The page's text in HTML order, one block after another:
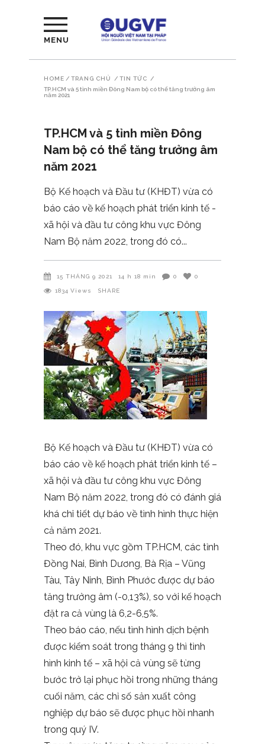
MENU
HOME / TRANG CHỦ / TIN TỨC
/
TP.HCM và 5 tỉnh miền Đông Nam bộ có thể tăng trưởng âm
năm 2021
TP.HCM và 5 tỉnh miền Đông
Nam bộ có thể tăng trưởng âm
năm 2021
Bộ Kế hoạch và Đầu tư (KHĐT) vừa có
báo cáo về kế hoạch phát triển kinh tế -
xã hội và đầu tư công khu vực Đông
Nam Bộ năm 2022, trong đó có
15 THÁNG 9 2021 14 h 18 min 0 0
1834 Views SHARE
Bộ Kế hoạch và Đầu tư (KHĐT) vừa có
báo cáo về kế hoạch phát triển kinh tế –
xã hội và đầu tư công khu vực Đông
Nam Bộ năm 2022, trong đó có đánh giá
khá chi tiết dự báo về tình hình thực hiện
cả năm 2021.
Theo đó, khu vực gồm TP.HCM, các tỉnh
Đồng Nai, Bình Dương, Bà Rịa – Vũng
Tàu, Tây Ninh, Bình Phước được dự báo
tăng trưởng âm (-0,13%), so với kế hoạch
đặt ra cả vùng là 6,2-6,5%.
Theo báo cáo, nếu tình hình dịch bệnh
được kiểm soát trong tháng 9 thì tình
hình kinh tế – xã hội cả vùng sẽ từng
bước trở lại phục hồi trong những tháng
cuối năm, các chỉ số sản xuất công
nghiệp dự báo sẽ được phục hồi nhanh
trong quý IV.